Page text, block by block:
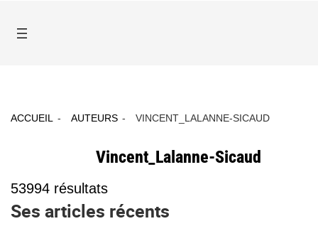
ACCUEIL AUTEURS VINCENT_LALANNE-SICAUD
Vincent_Lalanne-Sicaud
53994 résultats
Ses articles récents